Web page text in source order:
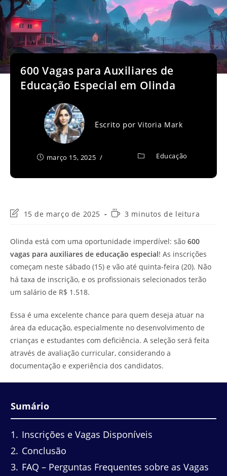
600 Vagas para Auxiliares de
Educação Especial em Olinda
Escrito porVitoria Mark
março 15, 2025 Educação
Última
post:
15 de março de 2025
Tempo3 minutos de leitura
Olinda está com uma oportunidade imperdível: são 600
vagas para auxiliares de educação especial! As inscrições
começam neste sábado (15) e vão até quinta-feira (20). Não
há taxa de inscrição, e os profissionais selecionados terão
um salário de R$ 1.518.
Essa é uma excelente chance para quem deseja atuar na
área da educação, especialmente no desenvolvimento de
crianças e estudantes com deficiência. A seleção será feita
através de avaliação curricular, considerando a
documentação e experiência dos candidatos.
Sumário
1
Inscrições e Vagas Disponíveis
2 Conclusão
3 FAQ – Perguntas Frequentes sobre as Vagas